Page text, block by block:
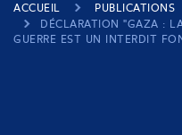
ACCUEIL
PUBLICATIONS
DÉCLARATION "GAZA :
GUERRE EST UN INTERDIT